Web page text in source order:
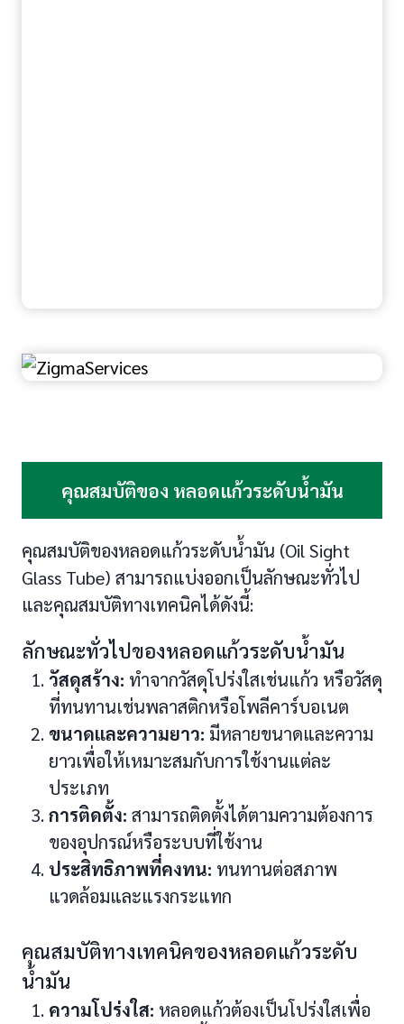
คุณสมบัติของ หลอดแก้วระดับน้ำมัน
คุณสมบัติของหลอดแก้วระดับน้ำมัน (Oil Sight
Glass Tube) สามารถแบ่งออกเป็นลักษณะทั่วไป
และคุณสมบัติทางเทคนิคได้ดังนี้:
ลักษณะทั่วไปของหลอดแก้วระดับน้ำมัน
วัสดุสร้าง: ทำจากวัสดุโปร่งใสเช่นแก้ว หรือวัสดุ
ที่ทนทานเช่นพลาสติกหรือโพลีคาร์บอเนต
ขนาดและความยาว: มีหลายขนาดและความ
ยาวเพื่อให้เหมาะสมกับการใช้งานแต่ละ
ประเภท
การติดตั้ง: สามารถติดตั้งได้ตามความต้องการ
ของอุปกรณ์หรือระบบที่ใช้งาน
ประสิทธิภาพที่คงทน: ทนทานต่อสภาพ
แวดล้อมและแรงกระแทก
คุณสมบัติทางเทคนิคของหลอดแก้วระดับ
น้ำมัน
ความโปร่งใส: หลอดแก้วต้องเป็นโปร่งใสเพื่อ